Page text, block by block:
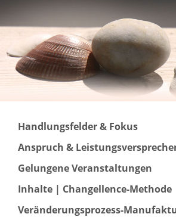
Handlungsfelder & Fokus
Anspruch &
Gelungene Veranstaltungen
Inhalte | Changellence-Methode
Veränderungsprozess-